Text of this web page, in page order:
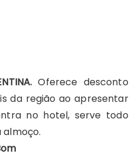
Oferece desconto
da região ao apresentar
no hotel, serve todo